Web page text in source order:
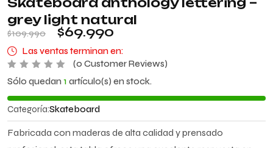
grey light natural
$109.990 $69.990
Las ventas terminan en:
V
a
o
r
a
o
(0 Customer Reviews)
Sólo quedan 1 artículo(s) en stock.
Categoría:Skateboard
Fabricada con maderas de alta calidad y prensado